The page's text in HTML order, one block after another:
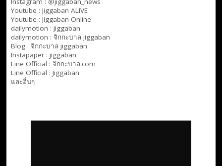
Youtube : Jiggaban ALIVE
Youtube : Jiggaban Online
dailymotion : jiggaban
dailymotion : จิกกะบาล jiggaban
Blog : จิกกะบาล jiggaban
Instapaper : jiggaban
Line Official : จิกกะบาล.com
Line Official : Jiggaban
และอื่นๆ